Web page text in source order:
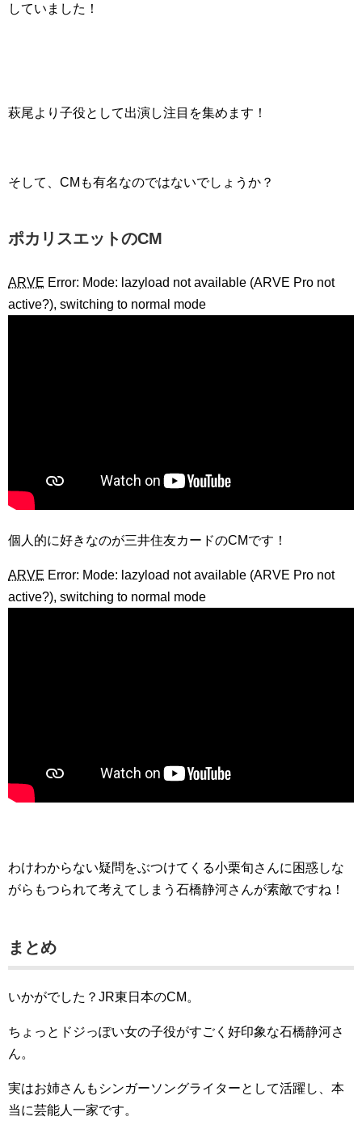
していました！
萩尾より子役として出演し注目を集めます！
そして、CMも有名なのではないでしょうか？
ポカリスエットのCM
ARVE Error: Mode: lazyload not available (ARVE Pro not
active?), switching to normal mode
個人的に好きなのが三井住友カードのCMです！
ARVE Error: Mode: lazyload not available (ARVE Pro not
active?), switching to normal mode
わけわからない疑問をぶつけてくる小栗旬さんに困惑しな
がらもつられて考えてしまう石橋静河さんが素敵ですね！
まとめ
いかがでした？JR東日本のCM。
ちょっとドジっぽい女の子役がすごく好印象な石橋静河さ
ん。
実はお姉さんもシンガーソングライターとして活躍し、本
当に芸能人一家です。